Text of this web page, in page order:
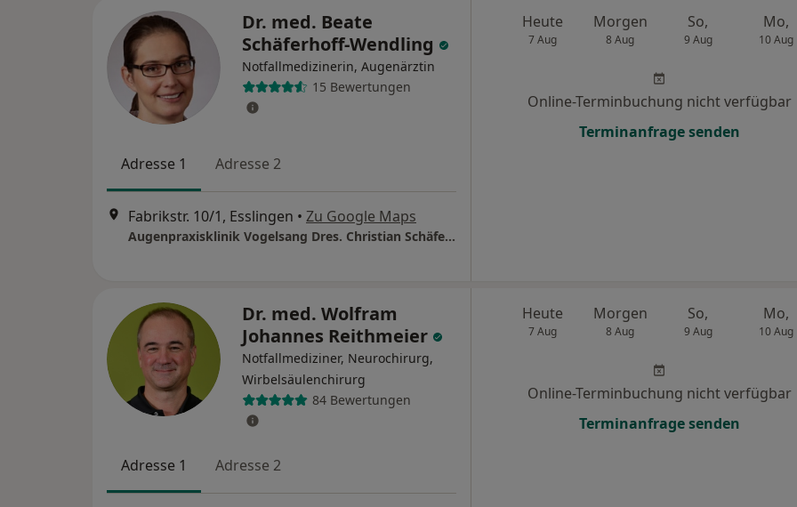
Dr. med. Beate
Schäferhoff-Wendling
Notfallmedizinerin, Augenärztin
15 Bewertungen
Adresse 1 Adresse 2
Fabrikstr. 10/1, Esslingen • Zu Google Maps
Augenpraxisklinik Vogelsang Dres. Christian Schäferhoff und Beate Schäferhoff-Wendling
Heute
7 Aug
Morgen
8 Aug
So,
9 Aug
Mo,
10 Aug
Online-Terminbuchung nicht verfügbar
Terminanfrage senden
Dr. med. Wolfram
Johannes Reithmeier
Notfallmediziner, Neurochirurg,
Wirbelsäulenchirurg
84 Bewertungen
Adresse 1 Adresse 2
Heute
7 Aug
Morgen
8 Aug
So,
9 Aug
Mo,
10 Aug
Online-Terminbuchung nicht verfügbar
Terminanfrage senden